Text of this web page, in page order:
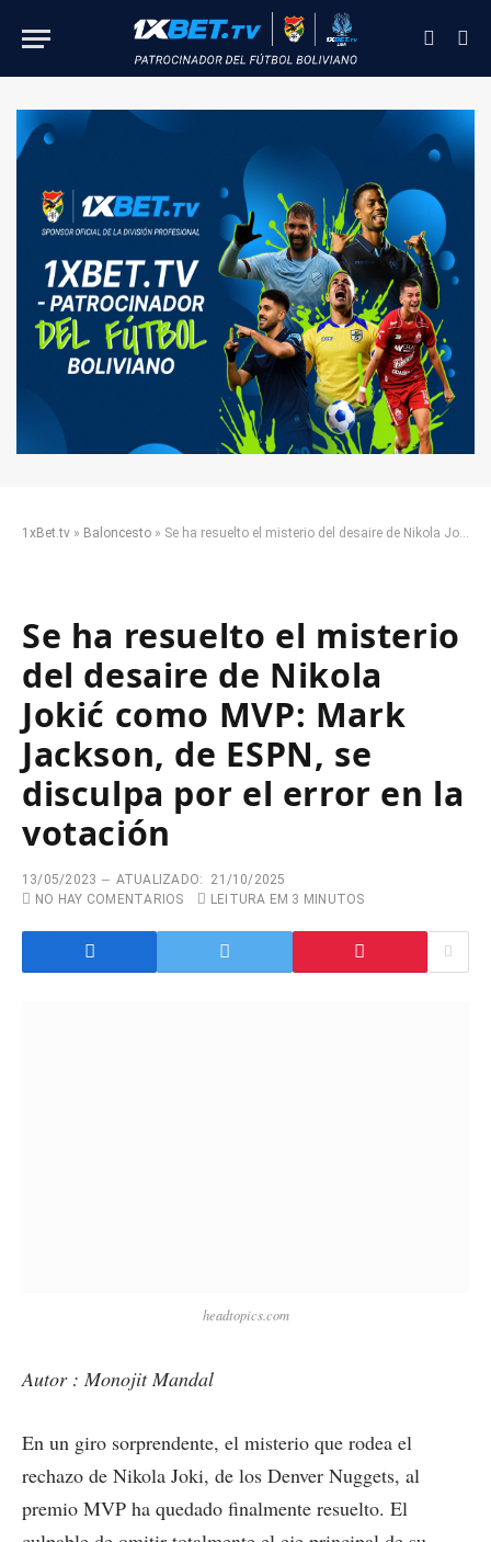
1xBet.tv » Baloncesto » Se ha resuelto el misterio del desaire de Nikola Jokić como MVP: Mark Jackson, de ESPN, se disculpa por el error en la votación
Se ha resuelto el misterio
del desaire de Nikola
Jokić como MVP: Mark
Jackson, de ESPN, se
disculpa por el error en la
votación
13/05/2023 ATUALIZADO:
21/10/2025
NO HAY COMENTARIOS
LEITURA EM 3 MINUTOS
headtopics.com
Autor : Monojit Mandal
En un giro sorprendente, el misterio que rodea el
rechazo de Nikola Joki, de los Denver Nuggets, al
premio MVP ha quedado finalmente resuelto. El